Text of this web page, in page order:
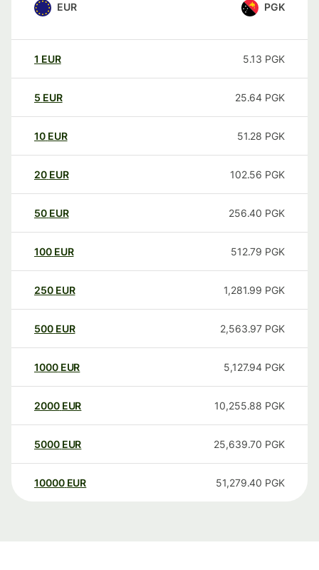
EUR PGK
1 EUR 5.13 PGK
5 EUR 25.64 PGK
10 EUR 51.28 PGK
20 EUR 102.56 PGK
50 EUR 256.40 PGK
100 EUR 512.79 PGK
250 EUR 1,281.99 PGK
500 EUR 2,563.97 PGK
1000 EUR 5,127.94 PGK
2000 EUR 10,255.88 PGK
5000 EUR 25,639.70 PGK
10000 EUR 51,279.40 PGK